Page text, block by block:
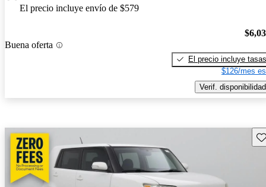
El precio incluye envío de $579
Buena oferta
El precio incluye tasas
$126/mes
Verif. disponibilidad